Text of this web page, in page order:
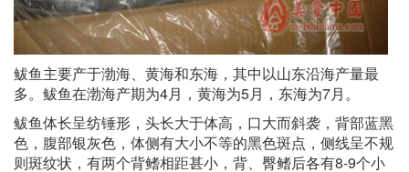
鲅鱼主要产于渤海、黄海和东海，其中以山东沿海产量最
多。鲅鱼在渤海产期为4月，黄海为5月，东海为7月。
鲅鱼体长呈纺锤形，头长大于体高，口大而斜袭，背部蓝黑
色，腹部银灰色，体侧有大小不等的黑色斑点，侧线呈不规
则斑纹状，有两个背鳍相距甚小，背、臀鳍后各有8-9个小